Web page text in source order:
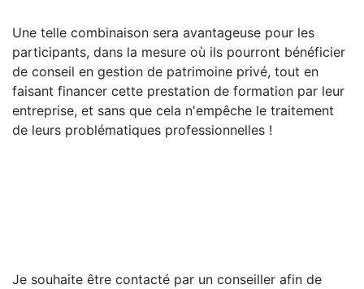
Une telle combinaison sera avantageuse pour les
participants, dans la mesure où ils pourront bénéficier
de conseil en gestion de patrimoine privé, tout en
faisant financer cette prestation de formation par leur
entreprise, et sans que cela n'empêche le traitement
de leurs problématiques professionnelles !
Je souhaite être contacté par un conseiller afin de